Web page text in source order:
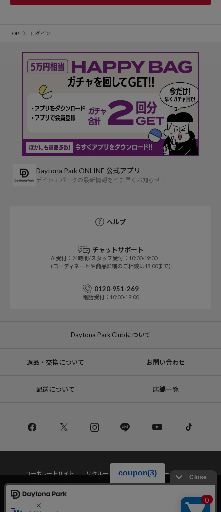
TOP ログイン
Daytona Park ONLINE 公式アプリ
デイトナパークの最新情報をイチ早くお知らせ！
ヘルプ
チャットサポート
AI受付：24時間/スタッフ受付：10:00-19:00
(コーディネートや商品詳細のご相談は18:00まで)
0120-951-269
電話受付：10:00-19:00
Daytona Park Clubについて
返品・交換について お問い合わせ
配送について 店舗一覧
コーポレートサイト リクルート
サステナブルマークについて
プライバシーポリシー
特定商取引法・古物営業法に基づく表記
当サイトでは利用体験の向上およびコンテンツの最適な提供、トラフィック
の分析を目的としてCookieを使用しています。